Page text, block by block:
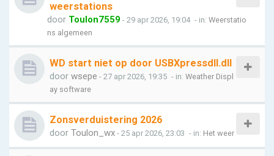
weerstations
door Toulon7559 - 29 apr 2026, 19:04 - in: Weerstatio
ns algemeen
WD start niet op door USBXpressdll.dll
door wsepe - 27 apr 2026, 19:35 - in: Weather Displ
ay software
Zonsverduistering 2026
door Toulon_wx - 25 apr 2026, 23:03 - in: Het weer